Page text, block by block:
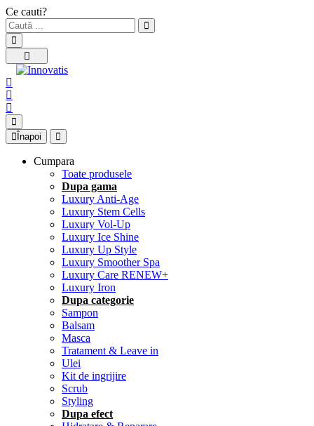
Ce cauti?
Înapoi
Cumpara
Toate produsele
Dupa gama
Luxury Anti-Age
Luxury Stem Cells
Luxury Vol-Up
Luxury Ice Shine
Luxury Up Style
Luxury Smoother Spa
Luxury Care RENEW+
Luxury Iron
Dupa categorie
Sampon
Balsam
Masca
Tratament & Leave in
Ulei
Kit de ingrijire
Scrub
Styling
Dupa efect